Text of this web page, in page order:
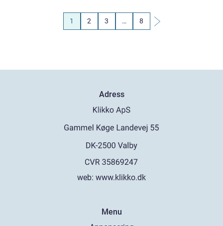
1 2 3 … 8
Adress
web: www.klikko.dk
Menu